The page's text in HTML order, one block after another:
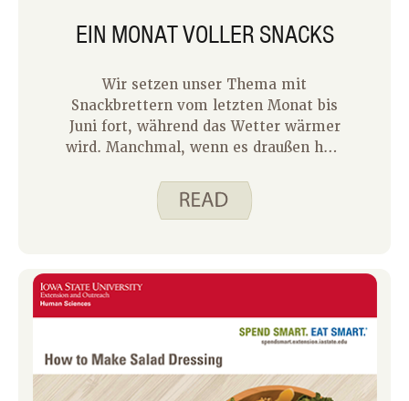
EIN MONAT VOLLER SNACKS
Wir setzen unser Thema mit
Snackbrettern vom letzten Monat bis
Juni fort, während das Wetter wärmer
wird. Manchmal, wenn es draußen heiß
vollständige Mahlzeit zu kochen, zu
viel an. Deshalb werden wir diesen
wenig Kochen in Mahlzeiten
verwandeln kann.